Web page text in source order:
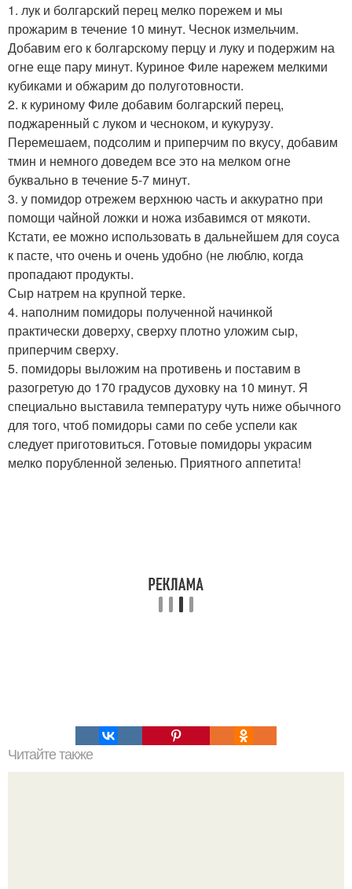
1. лук и болгарский перец мелко порежем и мы
прожарим в течение 10 минут. Чеснок измельчим.
Добавим его к болгарскому перцу и луку и подержим на
огне еще пару минут. Куриное Филе нарежем мелкими
кубиками и обжарим до полуготовности.
2. к куриному Филе добавим болгарский перец,
поджаренный с луком и чесноком, и кукурузу.
Перемешаем, подсолим и приперчим по вкусу, добавим
тмин и немного доведем все это на мелком огне
буквально в течение 5-7 минут.
3. у помидор отрежем верхнюю часть и аккуратно при
помощи чайной ложки и ножа избавимся от мякоти.
Кстати, ее можно использовать в дальнейшем для соуса
к пасте, что очень и очень удобно (не люблю, когда
пропадают продукты.
Сыр натрем на крупной терке.
4. наполним помидоры полученной начинкой
практически доверху, сверху плотно уложим сыр,
приперчим сверху.
5. помидоры выложим на противень и поставим в
разогретую до 170 градусов духовку на 10 минут. Я
специально выставила температуру чуть ниже обычного
для того, чтоб помидоры сами по себе успели как
следует приготовиться. Готовые помидоры украсим
мелко порубленной зеленью. Приятного аппетита!
Читайте также